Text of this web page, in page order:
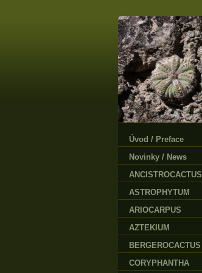
Úvod / Preface
Novinky / News
ANCISTROCACTUS
ASTROPHYTUM
ARIOCARPUS
AZTEKIUM
BERGEROCACTUS
CORYPHANTHA